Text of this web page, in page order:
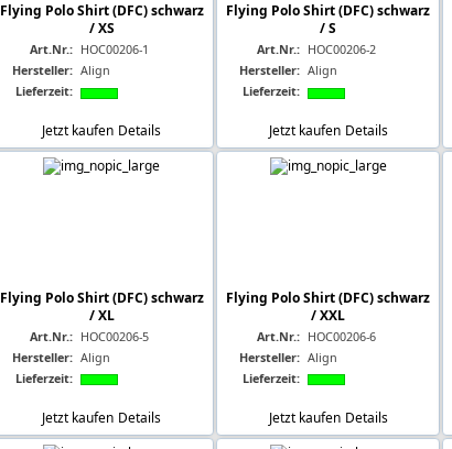
Flying Polo Shirt (DFC) schwarz
/ XS
Art.Nr.: HOC00206-1
Hersteller: Align
Lieferzeit:
Jetzt kaufen Details
Flying Polo Shirt (DFC) schwarz
/ S
Art.Nr.: HOC00206-2
Hersteller: Align
Lieferzeit:
Jetzt kaufen Details
Flying Polo Shirt (DFC) schwarz
/ XL
Art.Nr.: HOC00206-5
Hersteller: Align
Lieferzeit:
Jetzt kaufen Details
Flying Polo Shirt (DFC) schwarz
/ XXL
Art.Nr.: HOC00206-6
Hersteller: Align
Lieferzeit:
Jetzt kaufen Details